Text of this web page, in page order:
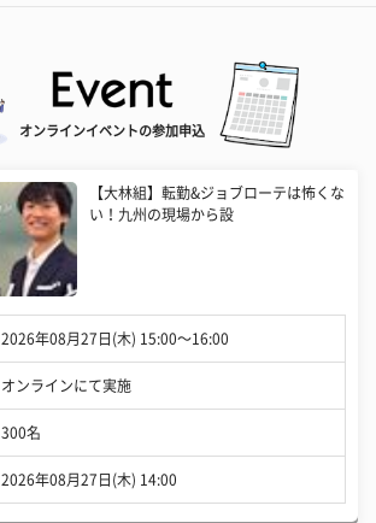
オンラインイベントの参加申込
【大林組】転勤&ジョブローテは怖くな
い！九州の現場から設
2026年08月27日(木) 15:00〜16:00
オンラインにて実施
300名
2026年08月27日(木) 14:00